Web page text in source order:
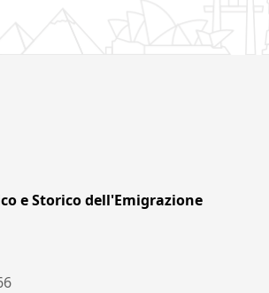
e Storico dell'Emigrazione